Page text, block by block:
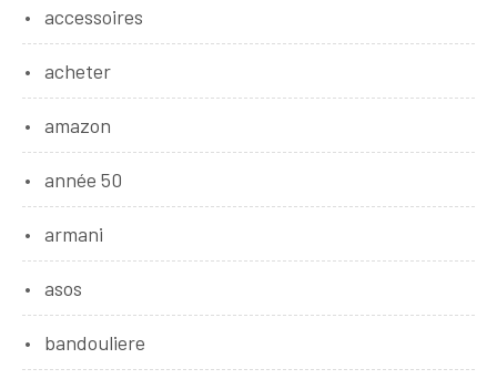
accessoires
acheter
amazon
année 50
armani
asos
bandouliere